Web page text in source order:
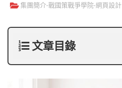
集團簡介-戰國策戰爭學院-網頁設計
文章目錄